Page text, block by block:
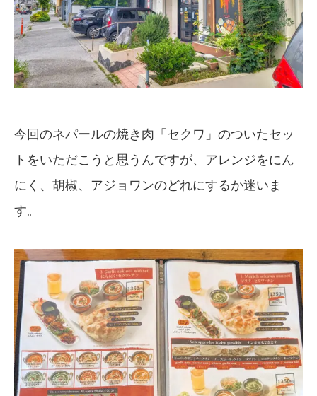
今回のネパールの焼き肉「セクワ」のついたセッ
トをいただこうと思うんですが、アレンジをにん
にく、胡椒、アジョワンのどれにするか迷いま
す。